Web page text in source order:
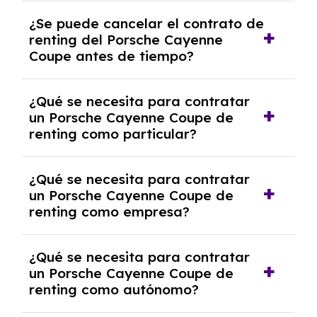
tendrás que pagar ningún tipo de entrada
salvo en casos que lo exija el proveedor
debido al resultado del estudio de viabilidad
económica.
¿Se puede cancelar el contrato de
renting del Porsche Cayenne
Coupe antes de tiempo?
pero puede haber penalizaciones por
cancelación anticipada. Es importante revisar
las condiciones del contrato y hablar con un
experto que te asesore.
¿Qué se necesita para contratar
un Porsche Cayenne Coupe de
renting como particular?
y, en algunos casos, una consulta de solvencia
crediticia y un pago inicial.
¿Qué se necesita para contratar
un Porsche Cayenne Coupe de
renting como empresa?
documentación financiera y, en algunos
casos, un informe de solvencia de la empresa
y un pago inicial.
¿Qué se necesita para contratar
un Porsche Cayenne Coupe de
renting como autónomo?